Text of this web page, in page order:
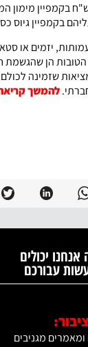
מ - 5 מיליון ש"ח בקמפיין
בקמפיין גיוס
עמותות, יזמים או
הן שהגשמת
שזמינה
להמשך
אנחנו יכולים
עבורכם
מגניבים